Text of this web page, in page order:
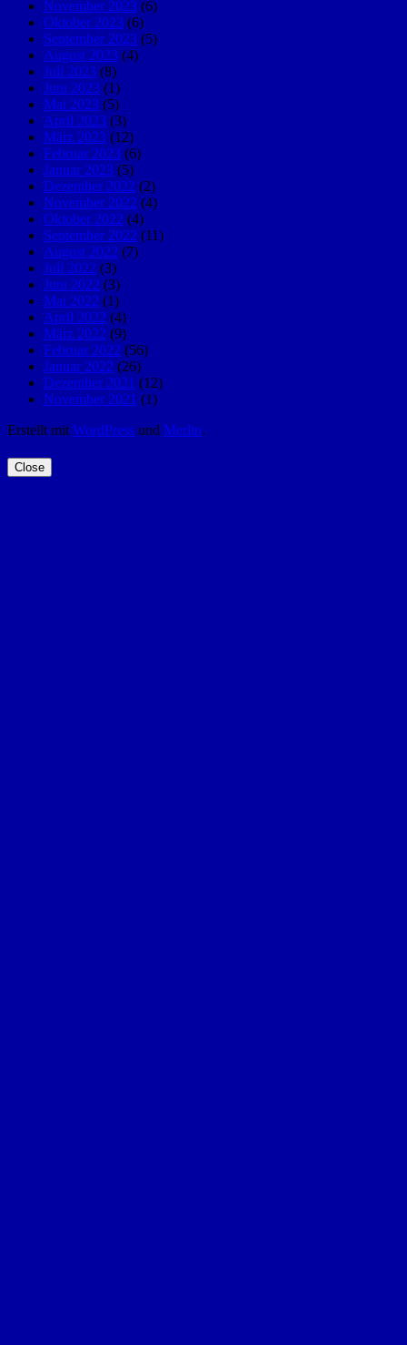
November 2023 (6)
Oktober 2023 (6)
September 2023 (5)
August 2023 (4)
Juli 2023 (8)
Juni 2023 (1)
Mai 2023 (5)
April 2023 (3)
März 2023 (12)
Februar 2023 (6)
Januar 2023 (5)
Dezember 2022 (2)
November 2022 (4)
Oktober 2022 (4)
September 2022 (11)
August 2022 (7)
Juli 2022 (3)
Juni 2022 (3)
Mai 2022 (1)
April 2022 (4)
März 2022 (9)
Februar 2022 (56)
Januar 2022 (26)
Dezember 2021 (12)
November 2021 (1)
Erstellt mit WordPress und Merlin.
Close